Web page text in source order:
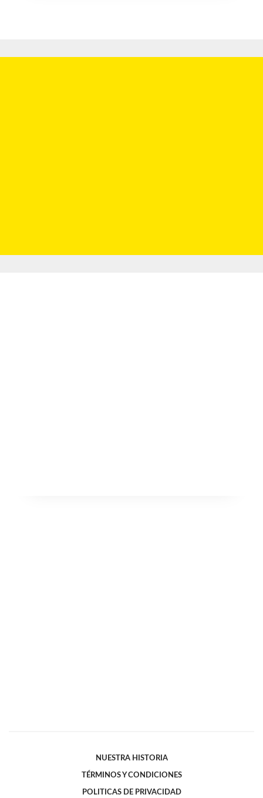
NUESTRA HISTORIA
TÉRMINOS Y CONDICIONES
POLITICAS DE PRIVACIDAD